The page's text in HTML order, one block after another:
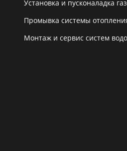
Установка и пусконаладка
Промывка системы
Монтаж и сервис систем